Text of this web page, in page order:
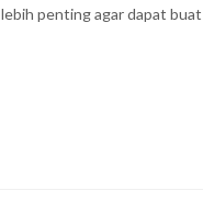
penting agar dapat